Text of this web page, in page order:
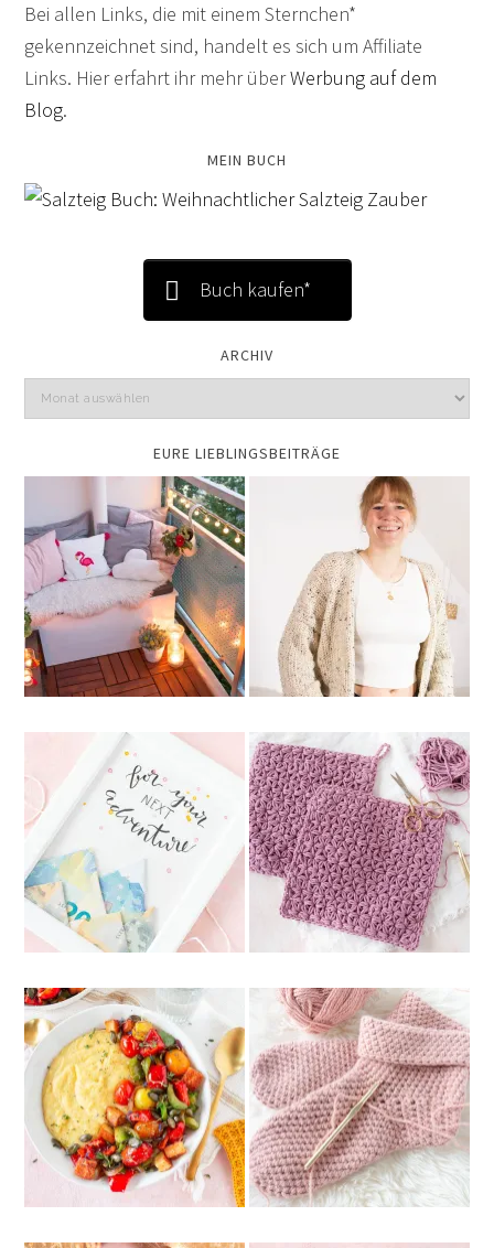
Bei allen Links, die mit einem Sternchen*
gekennzeichnet sind, handelt es sich um Affiliate
Links. Hier erfahrt ihr mehr überWerbung auf dem
Blog.
MEIN BUCH
Buch kaufen*
ARCHIV
EURE LIEBLINGSBEITRÄGE